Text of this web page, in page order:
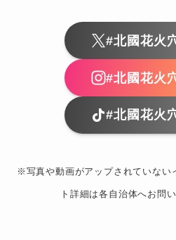
#北國花火
#北國花火
#北國花火
※写真や動画がアップされていない
ト詳細は各自治体へお問